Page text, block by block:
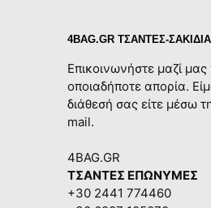
4BAG.GR ΤΣΑΝΤΕΣ-
Επικοινωνήστε μαζί μας
οποιαδήποτε απορία.
διάθεσή σας είτε μέσω
mail.
4BAG.GR
ΤΣΑΝΤΕΣ ΕΠΩΝΥΜΕΣ
+30 2441 774460